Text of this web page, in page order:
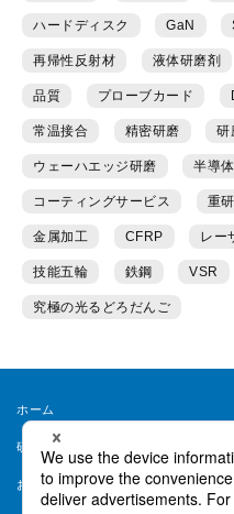
ハードディスク GaN
再帰性反射材 液体研磨剤
品質 プローブカード
常温接合 精密研磨 研
ウェーハエッジ研磨 半導
コーティングサービス 重
金属加工 CFRP レー
技能五輪 鉄鋼 VSR
究極の光るどろだんご
ホーム
研磨ラボとは
お問い合わせ